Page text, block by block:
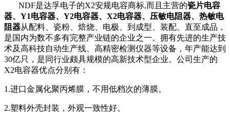
NDF是达孚电子的X2安规电容商标,而且主营的瓷片电容
器、Y1电容器、Y2电容器、X2电容器、压敏电阻器、热敏电
阻器从配料、瓷粉、焙烧、电极、到成型、装配、直至成品，
是国内为数不多有完整产业链的企业之一。拥有先进的生产技
术及高科技自动生产线、高精密检测仪器等设备，年产能达到
30亿只，是同行业颇具规模的高新技术型企业。公司生产的
X2电容器优点分别有：
1.进口金属化聚丙烯膜，不用低档次的薄膜。
2.塑料外壳封装，外观一致性好。